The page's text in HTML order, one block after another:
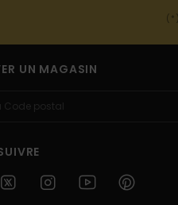
UN MAGASIN